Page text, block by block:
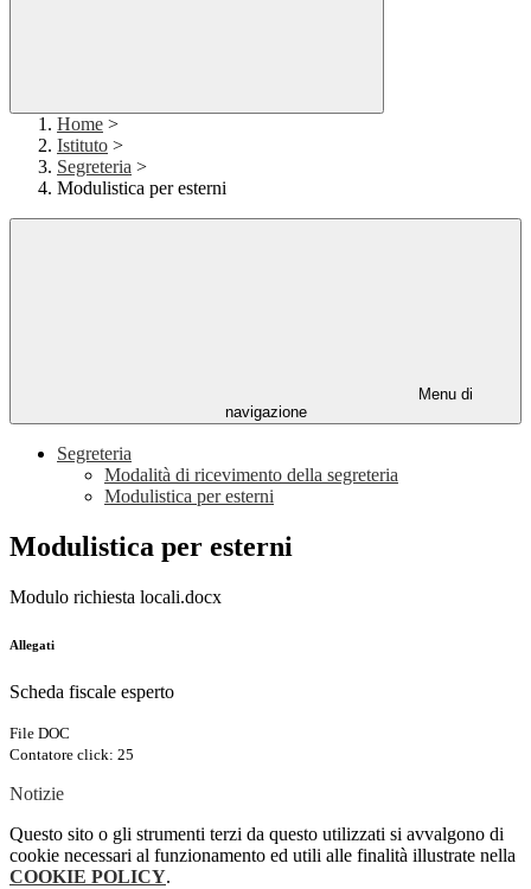
Home >
Istituto >
Segreteria >
Modulistica per esterni
Menu di
navigazione
Segreteria
Modalità di ricevimento della segreteria
Modulistica per esterni
Modulistica per esterni
Modulo richiesta locali.docx
Allegati
Scheda fiscale esperto
File DOC
Contatore click: 25
Notizie
Questo sito o gli strumenti terzi da questo utilizzati si avvalgono di
cookie necessari al funzionamento ed utili alle finalità illustrate nella
COOKIE POLICY.